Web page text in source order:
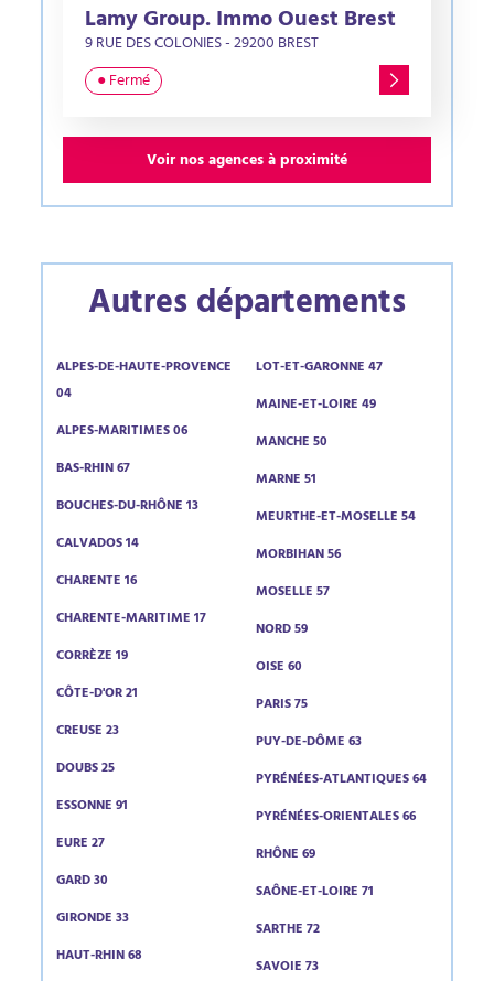
Lamy Group. Immo Ouest Brest
9 RUE DES COLONIES - 29200 BREST
● Fermé
Voir nos agences à proximité
Autres départements
ALPES-DE-HAUTE-PROVENCE
04
ALPES-MARITIMES 06
BAS-RHIN 67
BOUCHES-DU-RHÔNE 13
CALVADOS 14
CHARENTE 16
CHARENTE-MARITIME 17
CORRÈZE 19
CÔTE-D'OR 21
CREUSE 23
DOUBS 25
ESSONNE 91
EURE 27
GARD 30
GIRONDE 33
HAUT-RHIN 68
LOT-ET-GARONNE 47
MAINE-ET-LOIRE 49
MANCHE 50
MARNE 51
MEURTHE-ET-MOSELLE 54
MORBIHAN 56
MOSELLE 57
NORD 59
OISE 60
PARIS 75
PUY-DE-DÔME 63
PYRÉNÉES-ATLANTIQUES 64
PYRÉNÉES-ORIENTALES 66
RHÔNE 69
SAÔNE-ET-LOIRE 71
SARTHE 72
SAVOIE 73